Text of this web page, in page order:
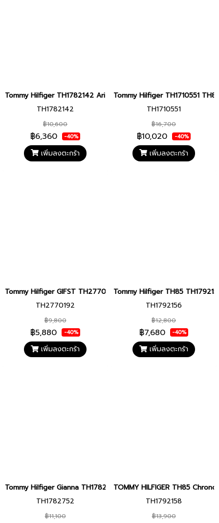
Tommy Hilfiger TH1782142 Ari Women's Watch
TH1782142
฿10,600
฿6,360 -40%
เพิ่มลงตะกร้า
Tommy Hilfiger TH1710551
TH1710551
฿16,700
฿10,020 -40%
เพิ่มลงตะกร้า
Tommy Hilfiger GIFST TH2770192 หน้าปัด 42 มม. นาฬิกา นาฬิกาข้
TH2770192
฿9,800
฿5,880 -40%
เพิ่มลงตะกร้า
Tommy Hilfiger TH85
TH1792156
฿12,800
฿7,680 -40%
เพิ่มลงตะกร้า
Tommy Hilfiger Gianna TH1782752 หน้าปัด 38 มม. นาฬิกา นาฬิกา
TH1782752
฿11,100
TOMMY HILFIGER TH85
TH1792158
฿13,900